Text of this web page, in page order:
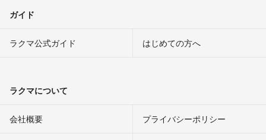
ガイド
ラクマ公式ガイド はじめての方へ
ラクマについて
会社概要 プライバシーポリシー